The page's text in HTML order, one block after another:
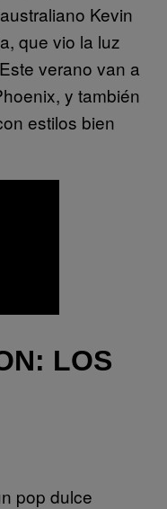
Kevin
que vio la luz
verano van a
y también
estilos bien
LOS
pop dulce